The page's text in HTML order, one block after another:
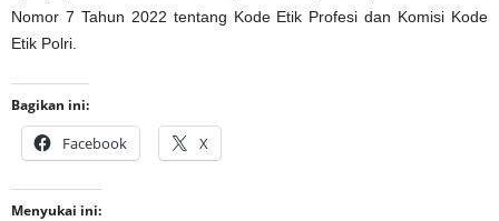
Nomor 7 Tahun 2022 tentang Kode Etik Profesi dan Komisi Kode
Etik Polri.
Bagikan ini:
Facebook X
Menyukai ini: